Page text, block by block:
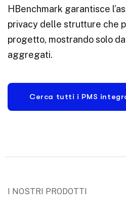
HBenchmark garantisce
privacy delle strutture che
progetto, mostrando solo
aggregati.
Cerca tutti i PMS
I NOSTRI PRODOTTI